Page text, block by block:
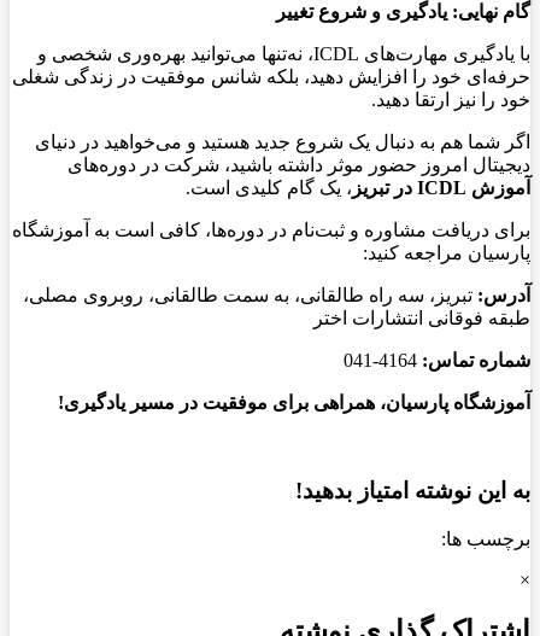
گام نهایی: یادگیری و شروع تغییر
با یادگیری مهارت‌های
ICDL، نه‌تنها می‌توانید بهره‌وری شخصی و
حرفه‌ای خود را افزایش دهید، بلکه شانس موفقیت در زندگی شغلی
خود را نیز ارتقا دهید.
اگر شما هم به دنبال یک شروع جدید هستید و می‌خواهید در دنیای
دیجیتال امروز حضور موثر داشته باشید، شرکت در دوره‌های
آموزش
در تبریز ، یک گام کلیدی است.
برای دریافت مشاوره و ثبت‌نام در دوره‌ها، کافی است به آموزشگاه
پارسیان مراجعه کنید:
آدرس: تبریز، سه راه طالقانی، به سمت طالقانی، روبروی مصلی،
طبقه فوقانی انتشارات اختر
شماره تماس:
آموزشگاه پارسیان، همراهی برای موفقیت در مسیر یادگیری!
به این نوشته امتیاز بدهید!
برچسب ها:
×